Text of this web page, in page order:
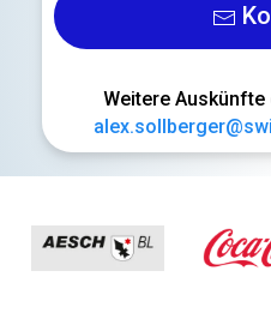
Weitere Auskünfte